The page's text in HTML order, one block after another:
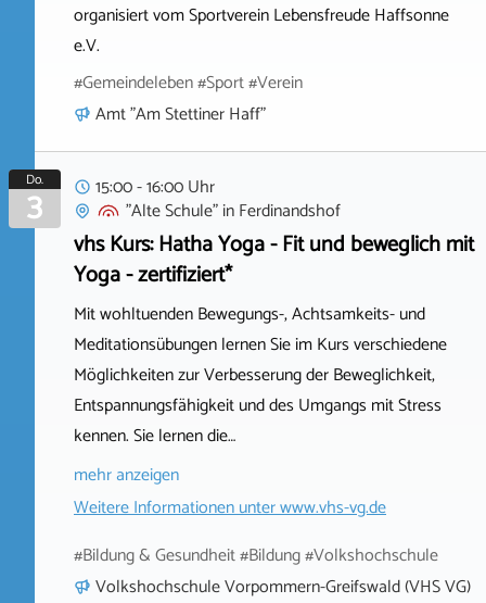
organisiert vom Sportverein Lebensfreude Haffsonne
e.V.
#Gemeindeleben #Sport #Verein
Amt "Am Stettiner Haff"
Do.
3
15:00 - 16:00 Uhr
"Alte Schule"inFerdinandshof
vhs Kurs: Hatha Yoga - Fit und beweglich mit
Yoga - zertifiziert*
Mit wohltuenden Bewegungs-, Achtsamkeits- und
Meditationsübungen lernen Sie im Kurs verschiedene
Möglichkeiten zur Verbesserung der Beweglichkeit,
Entspannungsfähigkeit und des Umgangs mit Stress
kennen. Sie lernen die…
mehr anzeigen
Weitere Informationen unterwww.vhs-vg.de
#Bildung & Gesundheit #Bildung #Volkshochschule
Volkshochschule Vorpommern-Greifswald (VHS VG)